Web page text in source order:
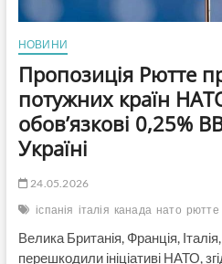
НОВИНИ
Пропозиція Рютте
потужних країн
обов’язкові 0,25%
Україні
24.05.2026
іспанія італія канада нато рютте
Велика Британія, Франція,
перешкодили ініціативі НАТО,